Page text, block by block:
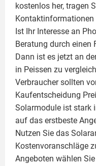
kostenlos her, tragen
Kontaktinformationen
Ist Ihr Interesse an
Beratung durch einen
Dann ist es jetzt an
in Peissen zu
Verbraucher sollten
Kaufentscheidung
Solarmodule ist stark
auf das erstbeste
Nutzen Sie das
Kostenvoranschläge
Angeboten wählen